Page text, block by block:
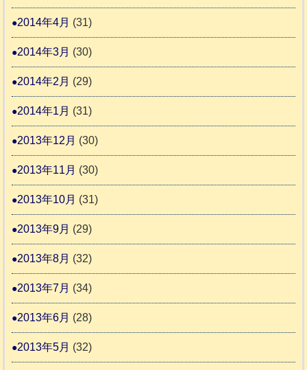
2014年4月 (31)
2014年3月 (30)
2014年2月 (29)
2014年1月 (31)
2013年12月 (30)
2013年11月 (30)
2013年10月 (31)
2013年9月 (29)
2013年8月 (32)
2013年7月 (34)
2013年6月 (28)
2013年5月 (32)